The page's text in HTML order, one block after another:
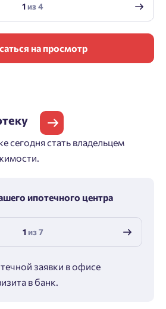
1из4
на просмотр
сегодня стать владельцем
ипотечного центра
1из7
заявки в офисе
в банк.